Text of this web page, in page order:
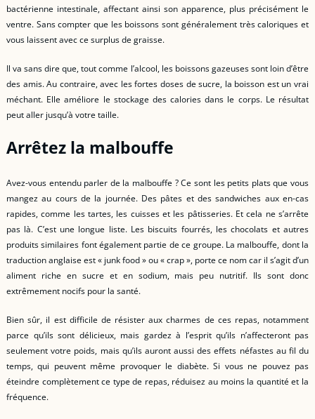
bactérienne intestinale, affectant ainsi son apparence, plus précisément le
ventre. Sans compter que les boissons sont généralement très caloriques et
vous laissent avec ce surplus de graisse.
Il va sans dire que, tout comme l’alcool, les boissons gazeuses sont loin d’être
des amis. Au contraire, avec les fortes doses de sucre, la boisson est un vrai
méchant. Elle améliore le stockage des calories dans le corps. Le résultat
peut aller jusqu’à votre taille.
Arrêtez la malbouffe
Avez-vous entendu parler de la malbouffe ? Ce sont les petits plats que vous
mangez au cours de la journée. Des pâtes et des sandwiches aux en-cas
rapides, comme les tartes, les cuisses et les pâtisseries. Et cela ne s’arrête
pas là. C’est une longue liste. Les biscuits fourrés, les chocolats et autres
produits similaires font également partie de ce groupe. La malbouffe, dont la
traduction anglaise est « junk food » ou « crap », porte ce nom car il s’agit d’un
aliment riche en sucre et en sodium, mais peu nutritif. Ils sont donc
extrêmement nocifs pour la santé.
Bien sûr, il est difficile de résister aux charmes de ces repas, notamment
parce qu’ils sont délicieux, mais gardez à l’esprit qu’ils n’affecteront pas
seulement votre poids, mais qu’ils auront aussi des effets néfastes au fil du
temps, qui peuvent même provoquer le diabète. Si vous ne pouvez pas
éteindre complètement ce type de repas, réduisez au moins la quantité et la
fréquence.